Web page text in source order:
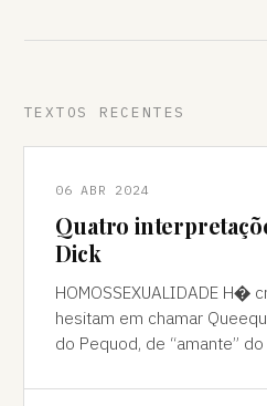
TEXTOS RECENTES
06 ABR 2024
Quatro
Dick
HOMOSSEXUALIDADE H� críticos que não
hesitam em chamar
do Pequod, de “amante”
compreens